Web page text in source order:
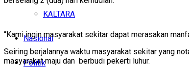
KALTARA
Nasional
Politik
“Kami ingin masyarakat sekitar dapat merasakan
Seiring berjalannya waktu masyarakat sekitar yang
masyarakat maju dan berbudi pekerti luhur.